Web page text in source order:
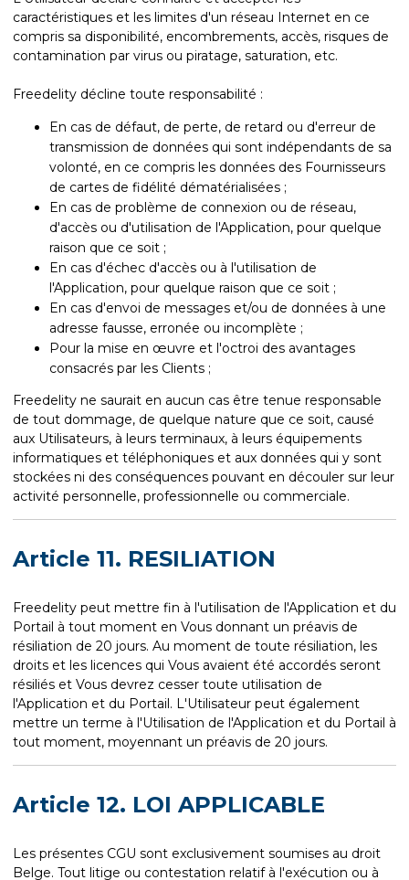
caractéristiques et les limites d'un réseau Internet en ce
compris sa disponibilité, encombrements, accès, risques de
contamination par virus ou piratage, saturation, etc.
Freedelity décline toute responsabilité :
En cas de défaut, de perte, de retard ou d'erreur de
transmission de données qui sont indépendants de sa
volonté, en ce compris les données des Fournisseurs
de cartes de fidélité dématérialisées ;
En cas de problème de connexion ou de réseau,
d'accès ou d'utilisation de l'Application, pour quelque
raison que ce soit ;
En cas d'échec d'accès ou à l'utilisation de
l'Application, pour quelque raison que ce soit ;
En cas d'envoi de messages et/ou de données à une
adresse fausse, erronée ou incomplète ;
Pour la mise en œuvre et l'octroi des avantages
consacrés par les Clients ;
Freedelity ne saurait en aucun cas être tenue responsable
de tout dommage, de quelque nature que ce soit, causé
aux Utilisateurs, à leurs terminaux, à leurs équipements
informatiques et téléphoniques et aux données qui y sont
stockées ni des conséquences pouvant en découler sur leur
activité personnelle, professionnelle ou commerciale.
Article 11. RESILIATION
Freedelity peut mettre fin à l'utilisation de l'Application et du
Portail à tout moment en Vous donnant un préavis de
résiliation de 20 jours. Au moment de toute résiliation, les
droits et les licences qui Vous avaient été accordés seront
résiliés et Vous devrez cesser toute utilisation de
l'Application et du Portail. L'Utilisateur peut également
mettre un terme à l'Utilisation de l'Application et du Portail à
tout moment, moyennant un préavis de 20 jours.
Article 12. LOI APPLICABLE
Les présentes CGU sont exclusivement soumises au droit
Belge. Tout litige ou contestation relatif à l'exécution ou à